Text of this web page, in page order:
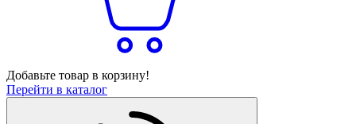
Добавьте товар в корзину!
Перейти в каталог